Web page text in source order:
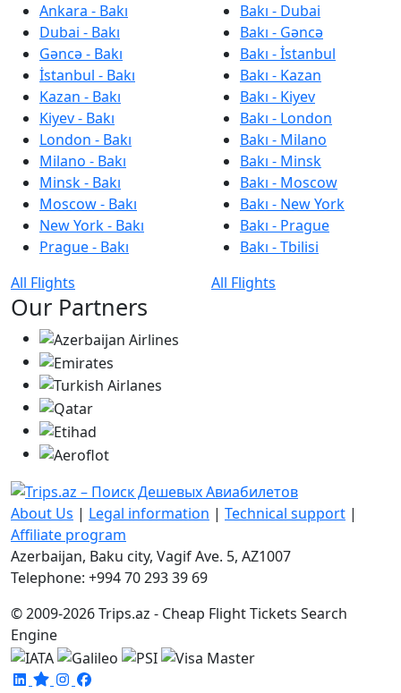
Ankara - Bakı
Dubai - Bakı
Gəncə - Bakı
İstanbul - Bakı
Kazan - Bakı
Kiyev - Bakı
London - Bakı
Milano - Bakı
Minsk - Bakı
Moscow - Bakı
New York - Bakı
Prague - Bakı
All Flights
Bakı - Dubai
Bakı - Gəncə
Bakı - İstanbul
Bakı - Kazan
Bakı - Kiyev
Bakı - London
Bakı - Milano
Bakı - Minsk
Bakı - Moscow
Bakı - New York
Bakı - Prague
Bakı - Tbilisi
All Flights
Our Partners
About Us | Legal information | Technical support |
Affiliate program
Azerbaijan, Baku city, Vagif Ave. 5, AZ1007
Telephone: +994 70 293 39 69
© 2009-2026 Trips.az - Cheap Flight Tickets Search
Engine